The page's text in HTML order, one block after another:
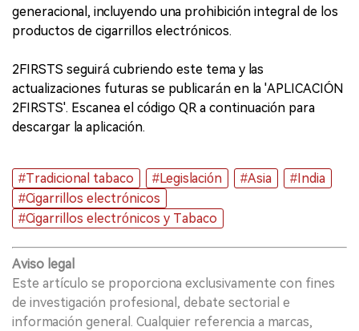
generacional, incluyendo una prohibición integral de los
productos de cigarrillos electrónicos.
2FIRSTS seguirá cubriendo este tema y las
actualizaciones futuras se publicarán en la 'APLICACIÓN
2FIRSTS'. Escanea el código QR a continuación para
descargar la aplicación.
#Tradicional tabaco #Legislación #Asia
#India
#Cigarrillos electrónicos
#Cigarrillos electrónicos y Tabaco
Aviso legal
Este artículo se proporciona exclusivamente con fines
de investigación profesional, debate sectorial e
información general. Cualquier referencia a marcas,